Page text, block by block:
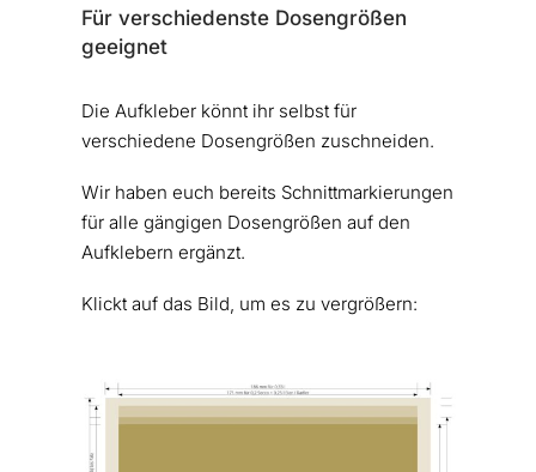
Für verschiedenste Dosengrößen
geeignet
Die Aufkleber könnt ihr selbst für
verschiedene Dosengrößen zuschneiden.
Wir haben euch bereits Schnittmarkierungen
für alle gängigen Dosengrößen auf den
Aufklebern ergänzt.
Klickt auf das Bild, um es zu vergrößern: